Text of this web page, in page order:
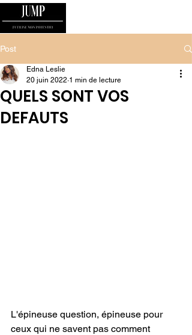
Post
QUELS SONT VOS
DEFAUTS
Edna Leslie
20 juin 2022 1 min de lecture
L'épineuse question, épineuse pour
ceux qui ne savent pas comment